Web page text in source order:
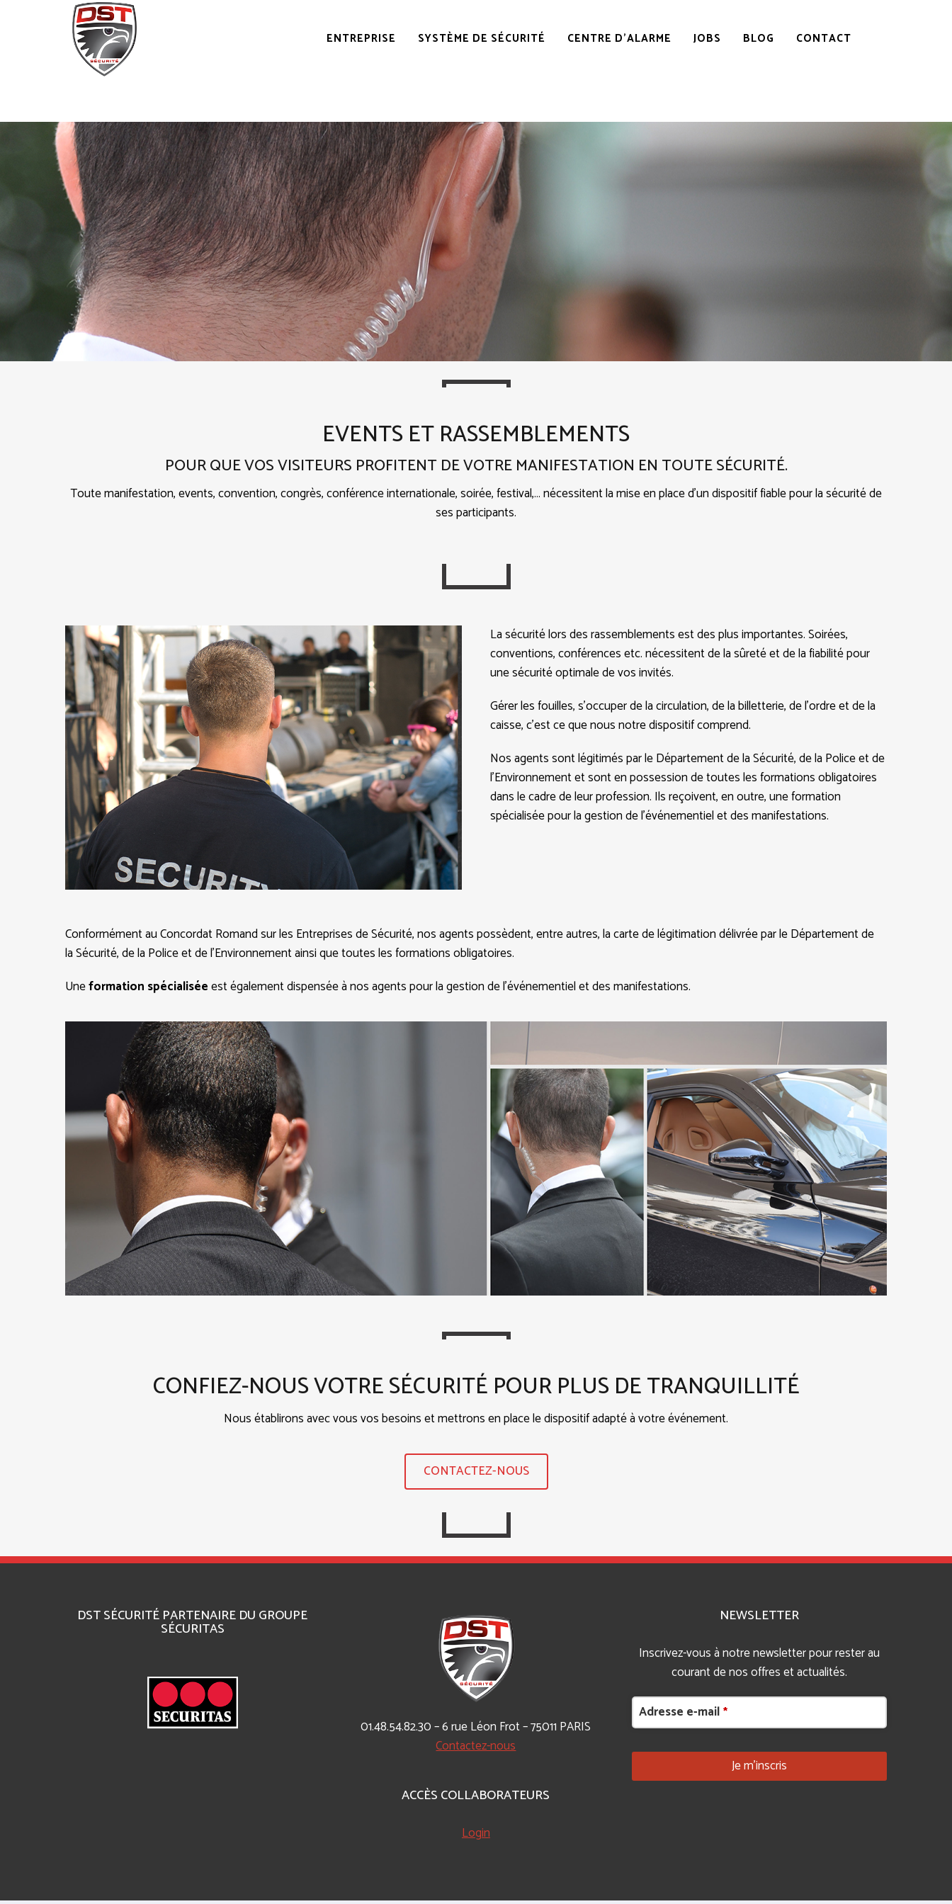
ENTREPRISE SYSTÈME DE SÉCURITÉ CENTRE D’ALARME JOBS BLOG CONTACT
EVENTS ET RASSEMBLEMENTS
POUR QUE VOS VISITEURS PROFITENT DE VOTRE MANIFESTATION EN TOUTE SÉCURITÉ.
Toute manifestation, events, convention, congrès, conférence internationale, soirée, festival,… nécessitent la mise en place d’un dispositif fiable pour la sécurité de
ses participants.
La sécurité lors des rassemblements est des plus importantes. Soirées,
conventions, conférences etc. nécessitent de la sûreté et de la fiabilité pour
une sécurité optimale de vos invités.
Gérer les fouilles, s’occuper de la circulation, de la billetterie, de l’ordre et de la
caisse, c’est ce que nous notre dispositif comprend.
Nos agents sont légitimés par le Département de la Sécurité, de la Police et de
l’Environnement et sont en possession de toutes les formations obligatoires
dans le cadre de leur profession. Ils reçoivent, en outre, une formation
spécialisée pour la gestion de l’événementiel et des manifestations.
Conformément au Concordat Romand sur les Entreprises de Sécurité, nos agents possèdent, entre autres, la carte de légitimation délivrée par le Département de
la Sécurité, de la Police et de l’Environnement ainsi que toutes les formations obligatoires.
Uneformation spécialiséeest également dispensée à nos agents pour la gestion de l’événementiel et des manifestations.
CONFIEZ-NOUS VOTRE SÉCURITÉ POUR PLUS DE TRANQUILLITÉ
Nous établirons avec vous vos besoins et mettrons en place le dispositif adapté à votre événement.
CONTACTEZ-NOUS
DST SÉCURITÉ PARTENAIRE DU GROUPE
SÉCURITAS
01.48.54.82.30 – 6 rue Léon Frot – 75011 PARIS
Contactez-nous
ACCÈS COLLABORATEURS
Login
NEWSLETTER
Inscrivez-vous à notre newsletter pour rester au
courant de nos offres et actualités.
Adresse e-mail *
Je m’inscris